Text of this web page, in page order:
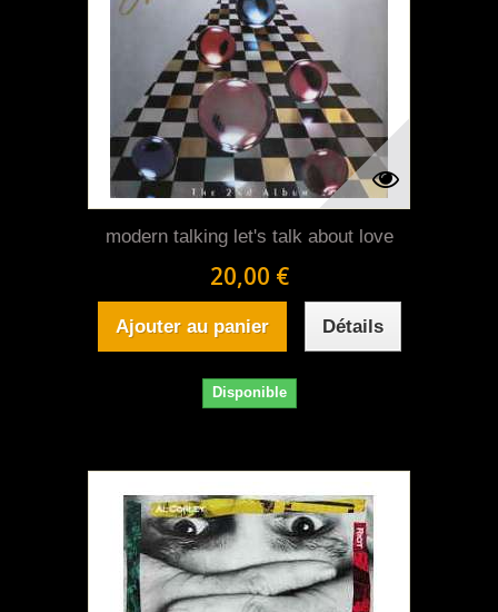
modern talking let's talk about love
20,00 €
Ajouter au panier Détails
Disponible